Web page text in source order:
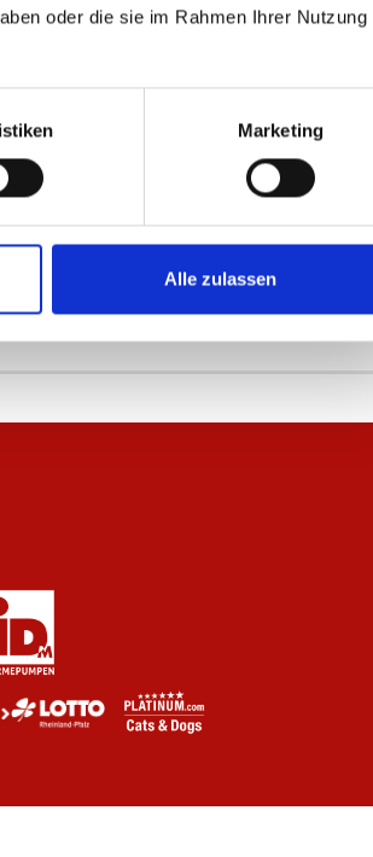
oder die sie im Rahmen Ihrer Nutzung
Marketing
Alle zulassen